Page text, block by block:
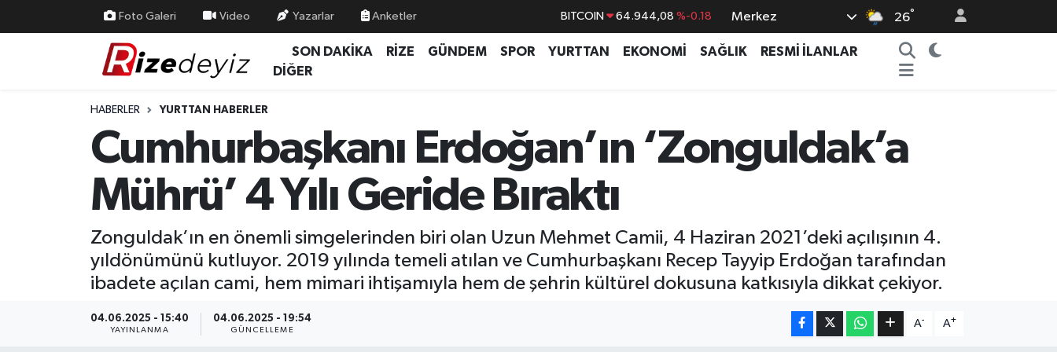
Foto Galeri Video Yazarlar Anketler DOLAR 47,7436 %0.18
EURO 55,2510 %0.32
BİST100 13.779
Merkez 26°
SON DAKİKA RİZE GÜNDEM SPOR YURTTAN EKONOMİ SAĞLIK
RESMİ İLANLAR
DİĞER
HABERLER YURTTAN HABERLER
Cumhurbaşkanı Erdoğan’ın ‘Zonguldak’a
Mührü’ 4 Yılı Geride Bıraktı
Zonguldak’ın en önemli simgelerinden biri olan Uzun Mehmet Camii, 4 Haziran 2021’deki açılışının 4.
yıldönümünü kutluyor. 2019 yılında temeli atılan ve Cumhurbaşkanı Recep Tayyip Erdoğan tarafından
ibadete açılan cami, hem mimari ihtişamıyla hem de şehrin kültürel dokusuna katkısıyla dikkat çekiyor.
04.06.2025 - 15:40
YAYINLANMA
04.06.2025 - 19:54
GÜNCELLEME
A- A+
Yurttan Haberler
Ekonomi
Rize Nöbetçi Eczaneler
Rize Trafik Yoğunluk Haritası
Süper Lig Puan Durumu ve Fikstür
Son Dakika Haberleri